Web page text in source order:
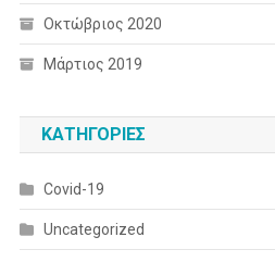
Οκτώβριος 2020
Μάρτιος 2019
KΑΤΗΓΟΡΊΕΣ
Covid-19
Uncategorized